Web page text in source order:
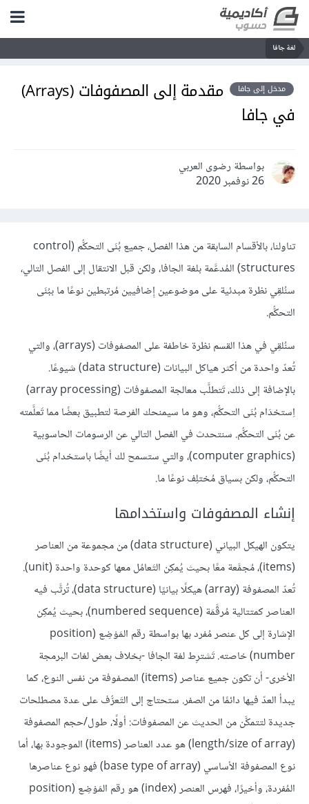
لغة جافا
مدخل إلى جافا
مقدمة إلى المصفوفات (Arrays)
في جافا
بواسطة رضوى العربي
26 نوفمبر 2020
تناولنا، بالأقسام السابقة من هذا الفصل، جميع بُنَى التحكُّم (control
structures) المُدعَّمة بلغة الجافا، ولكن قبل الانتقال إلى الفصل التالي،
سنُلقِي نظرة مبدئية على موضوعين إِضافيين مُرتبطين نوعًا ما ببُنَى
التحكُّم.
سنُلقِي في هذا القسم نظرة خاطفة على المصفوفات (arrays)، والتي
تُعدّ واحدة من أكثر هياكل البيانات (data structure) شيوعًا.
بالإضافة إلى ذلك، تَتطلَّب معالجة المصفوفات (array processing)
اِستخدَام بُنَى التحكُّم، وهو ما سيمنحك الفرصة لتطبيق بعضًا مما تَعلَّمته
عن بُنَى التحكُّم. سنتحدث في الفصل التالي عن الرسومات الحاسوبية
(computer graphics)، والتي ستسمح لك أيضًا باستخدام بُنَى
التحكُّم، ولكن بسياق مُختلِف نوعًا ما.
إنشاء المصفوفات واستخدامها
يتكون الهيكل البياني (data structure) من مجموعة من العناصر
(items)، مُجمَّعة معًا بحيث يُمكِن التَعامُل معها كوحدة واحدة (unit).
تُعدّ المصفوفة (array) هيكلًا بيانيًا (data structure)، تُرتَّب فيه
العناصر كمتتالية مُرقَّمَة (numbered sequence)، بحيث يُمكِن
الإشارة إلى كل عنصر مُفرد بها بواسطة رقم المَوْضِع (position
number) خاصته. تَشترِط لغة الجافا -بخلاف بعض لغات البرمجة
الأخرى- أن تكون جميع عناصر (items) المصفوفة من نفس النوع، كما
يبدأ العدّ فيها دائمًا من الصفر. ستحتاج إلى التَعرُّف على عدة مصطلحات
جديدة لتتمكَّن من الحديث عن المصفوفات: أولًا، طول/حجم المصفوفة
(length/size of array) هو عدد العناصر (items) الموجودة بها، أما
نوع المصفوفة الأساسي (base type of array) فهو نوع عناصرها
المُفردة، وأخيرًا، فهرس العنصر (index) هو رقم المَوْضِع (position